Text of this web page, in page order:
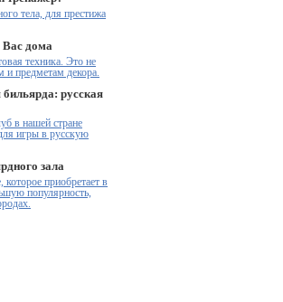
тела, для престижа
Вас дома
техника. Это не
и предметам декора.
русская
в нашей стране
игры в русскую
зала
которое приобретает в
популярность,